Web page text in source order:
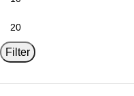
Filter